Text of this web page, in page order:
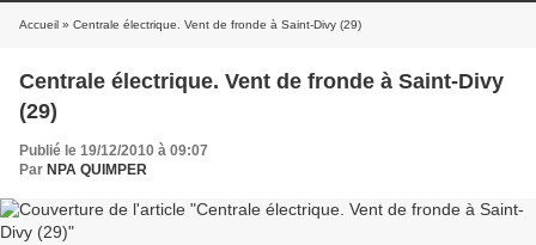
Accueil » Centrale électrique. Vent de fronde à Saint-Divy (29)
Centrale électrique. Vent de fronde à Saint-Divy
(29)
Publié le 19/12/2010 à 09:07
Par NPA QUIMPER